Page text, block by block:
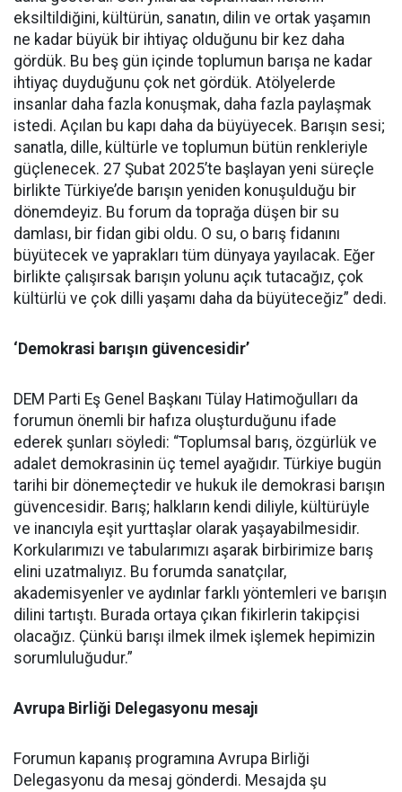
eksiltildiğini, kültürün, sanatın, dilin ve ortak yaşamın
ne kadar büyük bir ihtiyaç olduğunu bir kez daha
gördük. Bu beş gün içinde toplumun barışa ne kadar
ihtiyaç duyduğunu çok net gördük. Atölyelerde
insanlar daha fazla konuşmak, daha fazla paylaşmak
istedi. Açılan bu kapı daha da büyüyecek. Barışın sesi;
sanatla, dille, kültürle ve toplumun bütün renkleriyle
güçlenecek. 27 Şubat 2025’te başlayan yeni süreçle
birlikte Türkiye’de barışın yeniden konuşulduğu bir
dönemdeyiz. Bu forum da toprağa düşen bir su
damlası, bir fidan gibi oldu. O su, o barış fidanını
büyütecek ve yaprakları tüm dünyaya yayılacak. Eğer
birlikte çalışırsak barışın yolunu açık tutacağız, çok
kültürlü ve çok dilli yaşamı daha da büyüteceğiz” dedi.
‘Demokrasi barışın güvencesidir’
DEM Parti Eş Genel Başkanı Tülay Hatimoğulları da
forumun önemli bir hafıza oluşturduğunu ifade
ederek şunları söyledi: “Toplumsal barış, özgürlük ve
adalet demokrasinin üç temel ayağıdır. Türkiye bugün
tarihi bir dönemeçtedir ve hukuk ile demokrasi barışın
güvencesidir. Barış; halkların kendi diliyle, kültürüyle
ve inancıyla eşit yurttaşlar olarak yaşayabilmesidir.
Korkularımızı ve tabularımızı aşarak birbirimize barış
elini uzatmalıyız. Bu forumda sanatçılar,
akademisyenler ve aydınlar farklı yöntemleri ve barışın
dilini tartıştı. Burada ortaya çıkan fikirlerin takipçisi
olacağız. Çünkü barışı ilmek ilmek işlemek hepimizin
sorumluluğudur.”
Avrupa Birliği Delegasyonu mesajı
Forumun kapanış programına Avrupa Birliği
Delegasyonu da mesaj gönderdi. Mesajda şu